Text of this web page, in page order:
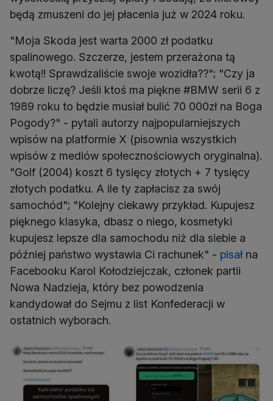
będą zmuszeni do jej płacenia już w 2024 roku.
"Moja Skoda jest warta 2000 zł podatku
spalinowego. Szczerze, jestem przerażona tą
kwotą!! Sprawdzaliście swoje wozidła??"; "Czy ja
dobrze liczę? Jeśli ktoś ma piękne #BMW serii 6 z
1989 roku to będzie musiał bulić 70 000zł na Boga
Pogody?" - pytali autorzy najpopularniejszych
wpisów na platformie X (pisownia wszystkich
wpisów z mediów społecznościowych oryginalna).
"Golf (2004) koszt 6 tysięcy złotych + 7 tysięcy
złotych podatku. A ile ty zapłacisz za swój
samochód"; "Kolejny ciekawy przykład. Kupujesz
pięknego klasyka, dbasz o niego, kosmetyki
kupujesz lepsze dla samochodu niż dla siebie a
później państwo wystawia Ci rachunek" - pisałna
Facebooku Karol Kołodziejczak, członek partii
Nowa Nadzieja, który bez powodzenia
kandydował do Sejmu z list Konfederacji w
ostatnich wyborach.